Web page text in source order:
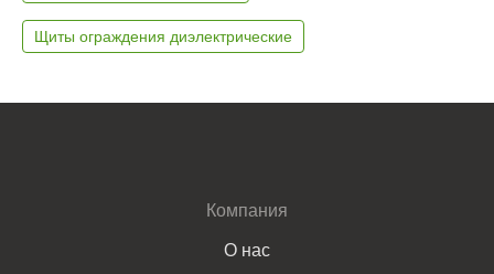
Щиты ограждения диэлектрические
Компания
О нас